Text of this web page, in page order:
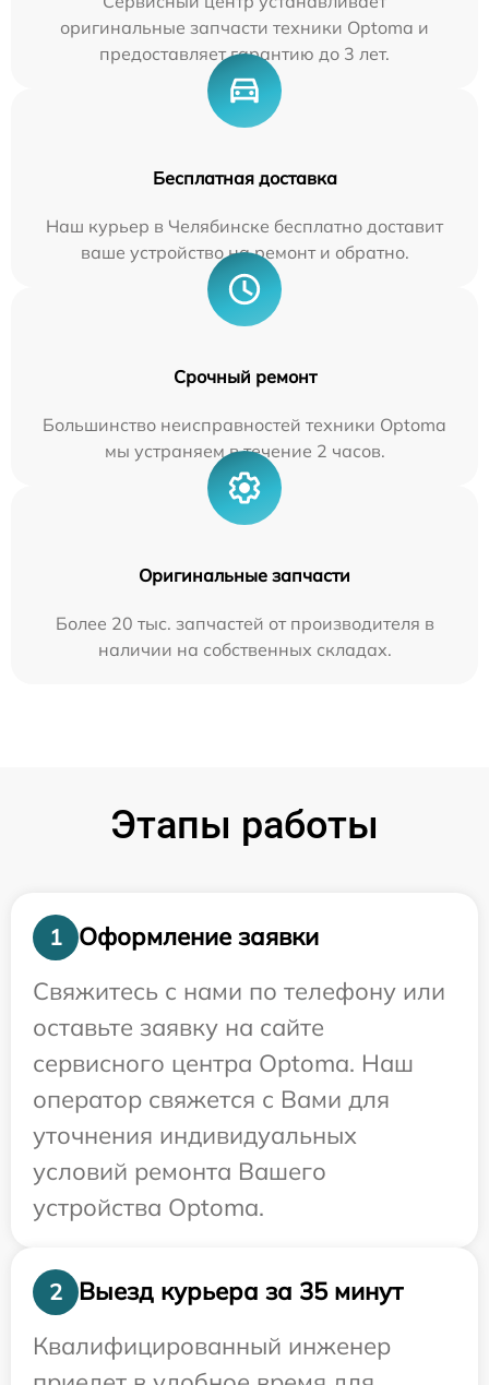
оригинальные запчасти техники Optoma и
предоставляет гарантию до 3 лет.
Бесплатная доставка
Наш курьер в Челябинске бесплатно доставит
ваше устройство на ремонт и обратно.
Срочный ремонт
Большинство неисправностей техники Optoma
мы устраняем в течение 2 часов.
Оригинальные запчасти
Более 20 тыс. запчастей от производителя в
наличии на собственных складах.
Этапы работы
1
Оформление заявки
Свяжитесь с нами по телефону или
оставьте заявку на сайте
сервисного центра Optoma. Наш
оператор свяжется с Вами для
уточнения индивидуальных
условий ремонта Вашего
устройства Optoma.
2
Выезд курьера за 35 минут
Квалифицированный инженер